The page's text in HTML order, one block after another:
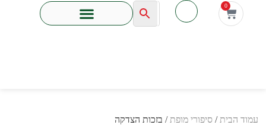
0
עמוד הבית /סיפורי מופת / בזכות הצדקה